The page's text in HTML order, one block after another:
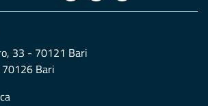
33 - 70121 Bari
Bari